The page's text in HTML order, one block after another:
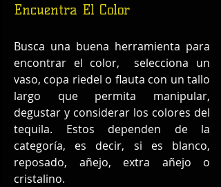
Encuentra El Color
Busca una buena herramienta para
encontrar el color,  selecciona un
vaso, copa riedel o flauta con un tallo
largo que permita manipular,
degustar y considerar los colores del
tequila. Estos dependen de la
categoría, es decir, si es blanco,
reposado, añejo, extra añejo o
cristalino.